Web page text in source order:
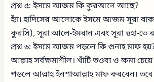
প্রশ্ন ৫: ইসমে আজম কি কুরআনে আছে?
হ্যাঁ। হাদিসের আলোকে ইসমে আজম সূরা
কুরসি), সূরা আলে-ইমরান এবং সূরা ত্বহা-তে
প্রশ্ন ৬: ইসমে আজম পড়লে কি গুনাহ মাফ
আল্লাহ সর্বক্ষমাশীল। খাঁটি তওবা ও ক্ষমা
পড়লে আল্লাহ ইনশাআল্লাহ মাফ করবেন।